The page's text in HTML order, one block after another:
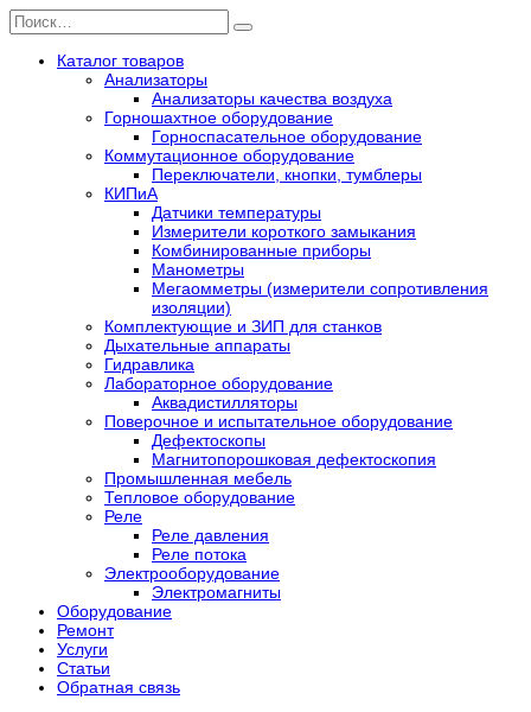
Перейти
к
содержанию
Search
for:
Каталог товаров
Анализаторы
Анализаторы качества воздуха
Горношахтное оборудование
Горноспасательное оборудование
Коммутационное оборудование
Переключатели, кнопки, тумблеры
КИПиА
Датчики температуры
Измерители короткого замыкания
Комбинированные приборы
Манометры
Мегаомметры (измерители сопротивления
изоляции)
Комплектующие и ЗИП для станков
Дыхательные аппараты
Гидравлика
Лабораторное оборудование
Аквадистилляторы
Поверочное и испытательное оборудование
Дефектоскопы
Магнитопорошковая дефектоскопия
Промышленная мебель
Тепловое оборудование
Реле
Реле давления
Реле потока
Электрооборудование
Электромагниты
Оборудование
Ремонт
Услуги
Статьи
Обратная связь